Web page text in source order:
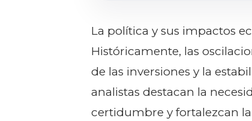
La política y sus impactos
Históricamente, las
de las inversiones y la
analistas destacan la
certidumbre y fortalezcan